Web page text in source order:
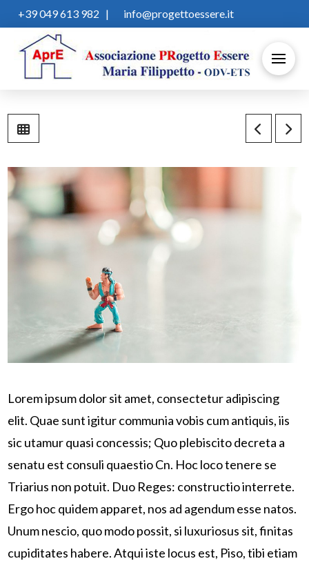
+39 049 613 982 | info@progettoessere.it
Lorem ipsum dolor sit amet, consectetur adipiscing
elit. Quae sunt igitur communia vobis cum antiquis, iis
sic utamur quasi concessis; Quo plebiscito decreta a
senatu est consuli quaestio Cn. Hoc loco tenere se
Triarius non potuit. Duo Reges: constructio interrete.
Ergo hoc quidem apparet, nos ad agendum esse natos.
Unum nescio, quo modo possit, si luxuriosus sit, finitas
cupiditates habere. Atqui iste locus est, Piso, tibi etiam